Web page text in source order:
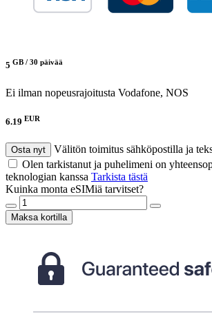
5 GB / 30 päivää
Ei ilman nopeusrajoitusta Vodafone, NOS
6.19 EUR
Osta nyt
Välitön toimitus sähköpostilla ja
Olen tarkistanut ja puhelimeni on
teknologian kanssa Tarkista tästä
Kuinka monta eSIMiä tarvitset?
Maksa kortilla